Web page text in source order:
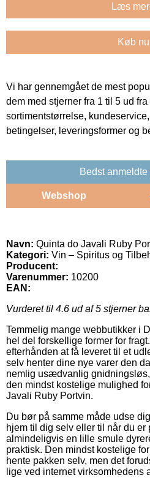
Læs
Køb
Vi har gennemgået de mest
dem med stjerner fra 1 til 5 ud
sortimentstørrelse,
betingelser, leveringsformer og
Bedst
Webshop
Navn: Quinta do Javali Ruby
Kategori: Vin – Spiritus og
Producent:
Varenummer: 10200
EAN:
Vurderet til 4.6 ud af 5 stjerner
Temmelig mange webbutikker i
hel del forskellige former for
efterhånden at få leveret til et
selv henter dine nye varer den
nemlig usædvanlig
den mindst kostelige mulighed
Javali Ruby Portvin.
Du bør på samme måde udse
hjem til dig selv eller til når du er
almindeligvis en lille smule
praktisk. Den mindst kostelige
hente pakken selv, men det
lige ved internet virksomhedens